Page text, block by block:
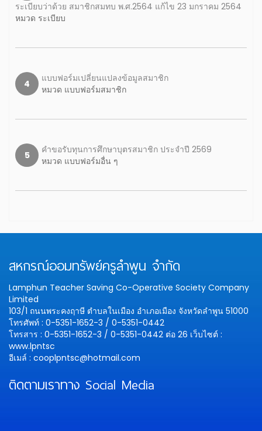
ระเบียบว่าด้วย สมาชิกสมทบ พ.ศ.2564 แก้ไข 23 มกราคม 2564
หมวด ระเบียบ
4
แบบฟอร์มเปลี่ยนแปลงข้อมูลสมาชิก
หมวด แบบฟอร์มสมาชิก
5
คำขอรับทุนการศึกษาบุตรสมาชิก ประจำปี 2569
หมวด แบบฟอร์มอื่น ๆ
สหกรณ์ออมทรัพย์ครูลำพูน จำกัด
Lamphun Teacher Saving Co-Operative Society Company
Limited
103/1 ถนนพระคงฤาษี ตำบลในเมือง อำเภอเมือง จังหวัดลำพูน 51000
โทรศัพท์ : 0-5351-1652-3 / 0-5351-0442
โทรสาร : 0-5351-1652-3 / 0-5351-0442 ต่อ 26 เว็บไซต์ :
www.lpntsc
อีเมล์ : cooplpntsc@hotmail.com
ติดตามเราทาง Social Media